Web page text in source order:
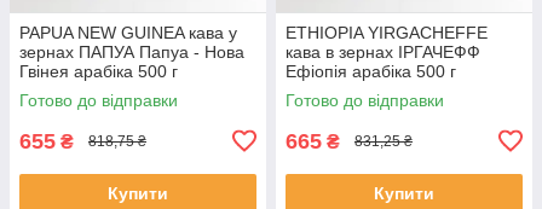
PAPUA NEW GUINEA кава у
зернах ПАПУА Папуа - Нова
Гвінея арабіка 500 г
Свіжообсмажена кава
Моносорт
Готово до відправки
655 ₴ 818,75 ₴
Купити
ETHIOPIA YIRGACHEFFE
кава в зернах ІРГАЧЕФФ
Ефіопія арабіка 500 г
Свіжообсмажена кава
Моносорт
Готово до відправки
665 ₴ 831,25 ₴
Купити